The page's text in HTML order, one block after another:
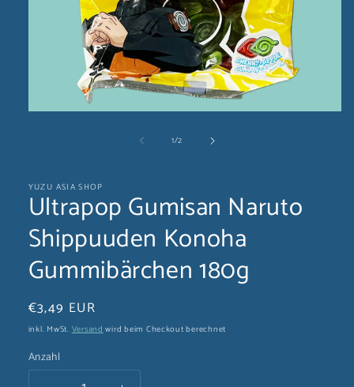
1/von
2
YUZU ASIA SHOP
Ultrapop Gumisan Naruto
Shippuuden Konoha
Gummibärchen 180g
Normaler
Preis
€3,49 EUR
inkl. MwSt.Versandwird beim Checkout berechnet
Anzahl